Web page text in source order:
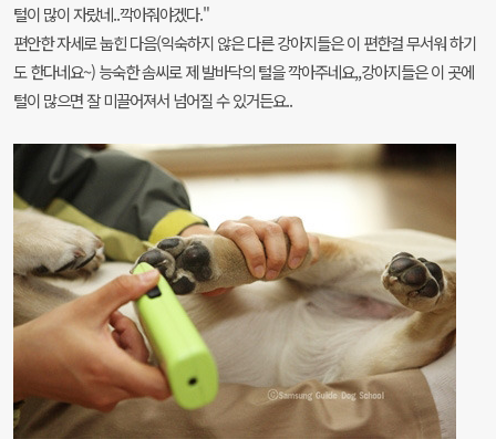
털이 많이 자랐네..깍아줘야겠다."
편안한 자세로 눕힌 다음(익숙하지 않은 다른 강아지들은 이 편한걸 무서워 하기
도 한다네요~) 능숙한 솜씨로 제 발바닥의 털을 깍아주네요,,강아지들은 이 곳에
털이 많으면 잘 미끌어져서 넘어질 수 있거든요..